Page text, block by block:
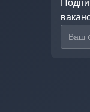
Email